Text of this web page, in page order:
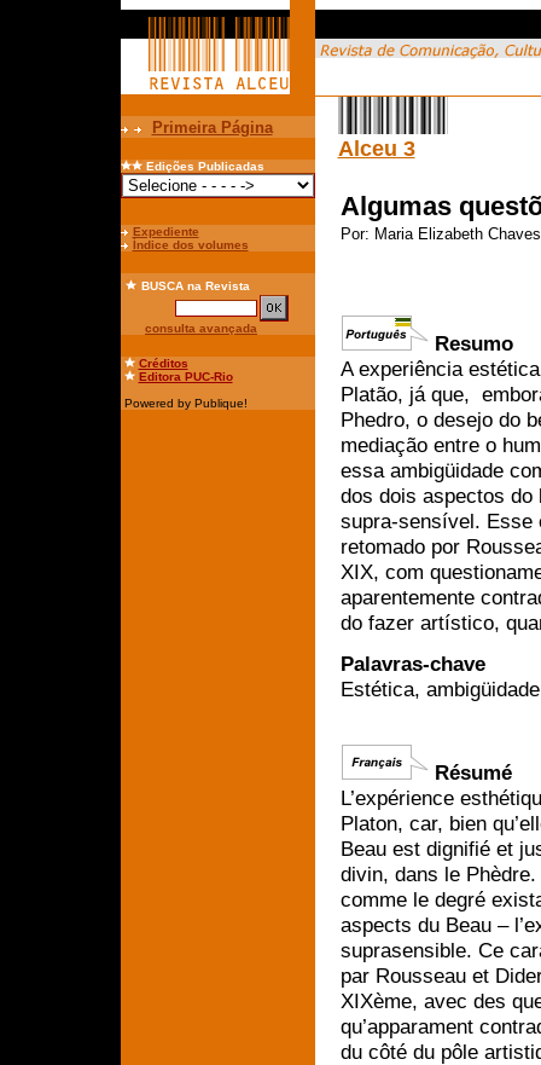
Primeira Página
Edições Publicadas
Expediente
Índice dos volumes
BUSCAna Revista
consulta avançada
Créditos
Editora PUC-Rio
Powered by Publique!
Alceu 3
Algumas
Por: Maria Elizabeth
Resumo
A experiência
Platão, já que,
Phedro, o desejo do
mediação entre o
essa ambigüidade
dos dois aspectos do
supra-sensível. Esse
retomado por
XIX, com
aparentemente
do fazer artístico,
Palavras-chave
Estética,
Résumé
L’expérience
Platon, car, bien
Beau est dignifié et
divin, dans le
comme le degré
aspects du Beau –
suprasensible. Ce
par Rousseau et
XIXème, avec des
qu’apparament
du côté du pôle